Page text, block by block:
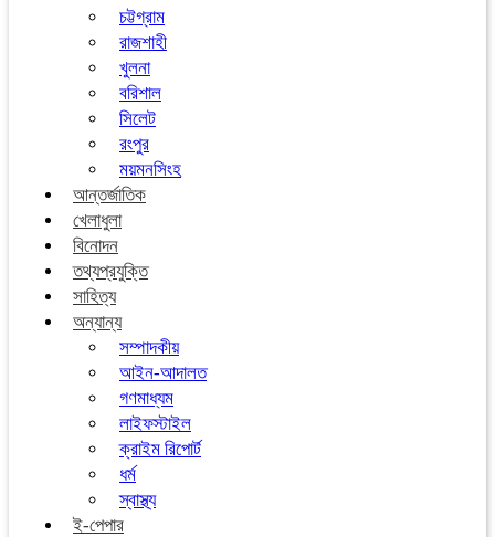
চট্টগ্রাম
রাজশাহী
খুলনা
বরিশাল
সিলেট
রংপুর
ময়মনসিংহ
আন্তর্জাতিক
খেলাধুলা
বিনোদন
তথ্যপ্রযুক্তি
সাহিত্য
অন্যান্য
সম্পাদকীয়
আইন-আদালত
গণমাধ্যম
লাইফস্টাইল
ক্রাইম রিপোর্ট
ধর্ম
স্বাস্থ্য
ই-পেপার